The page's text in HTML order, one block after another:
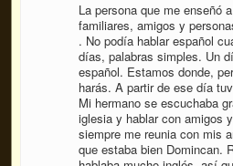
La persona que me enseñó
familiares, amigos y
. No podía hablar español
días, palabras simples. Un
español. Estamos donde,
harás. A partir de ese día
Mi hermano se escuchaba
iglesia y hablar con amigos
siempre me reunia con mis
que estaba bien Domincan.